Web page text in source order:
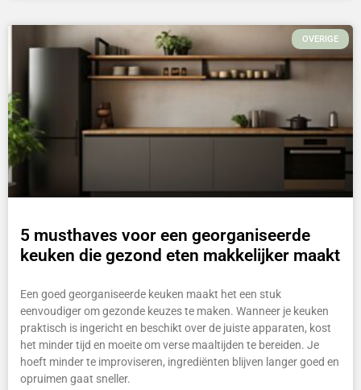
OVERIGE
5 musthaves voor een georganiseerde
keuken die gezond eten makkelijker maakt
Een goed georganiseerde keuken maakt het een stuk
eenvoudiger om gezonde keuzes te maken. Wanneer je keuken
praktisch is ingericht en beschikt over de juiste apparaten, kost
het minder tijd en moeite om verse maaltijden te bereiden. Je
hoeft minder te improviseren, ingrediënten blijven langer goed en
opruimen gaat sneller.